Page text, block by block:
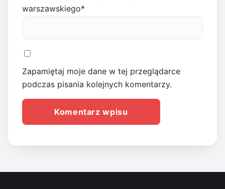
warszawskiego*
Zapamiętaj moje dane w tej przeglądarce
podczas pisania kolejnych komentarzy.